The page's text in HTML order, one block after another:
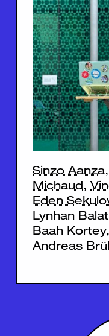
Sinzo Aanza,
Michaud,
Eden
Lynhan
Baah
Andreas